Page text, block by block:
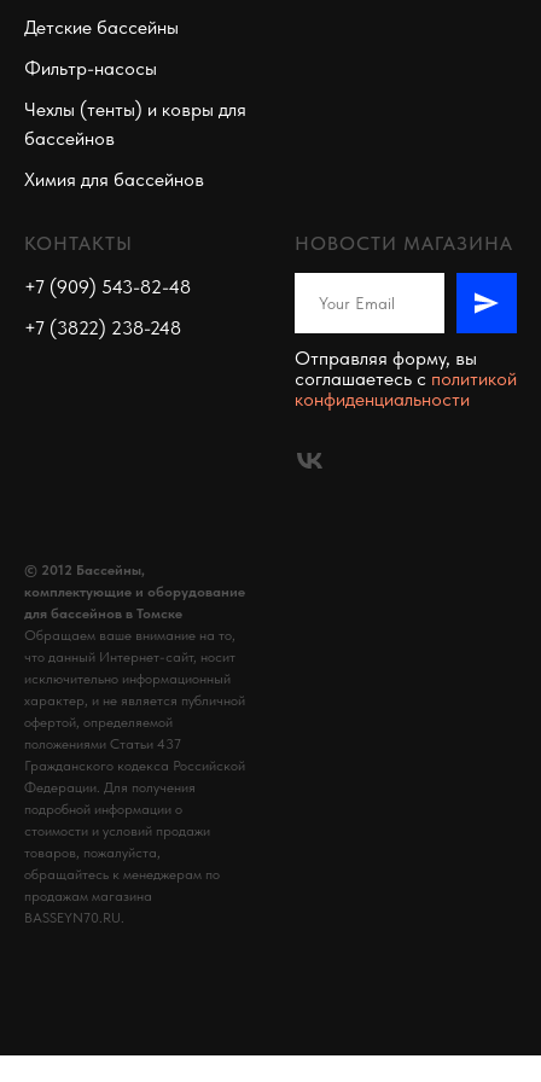
Детские бассейны
Фильтр-насосы
Чехлы (тенты) и ковры для
бассейнов
Химия для бассейнов
КОНТАКТЫ
+7 (909) 543-82-48
+7 (3822) 238-248
НОВОСТИ МАГАЗИНА
Отправляя форму, вы
соглашаетесь c политикой
конфиденциальности
© 2012 Бассейны,
комплектующие и оборудование
для бассейнов в Томске
Обращаем ваше внимание на то,
что данный Интернет-сайт, носит
исключительно информационный
характер, и не является публичной
офертой, определяемой
положениями Статьи 437
Гражданского кодекса Российской
Федерации. Для получения
подробной информации о
стоимости и условий продажи
товаров, пожалуйста,
обращайтесь к менеджерам по
продажам магазина
BASSEYN70.RU.